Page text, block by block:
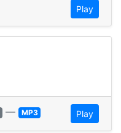
Play
— MP3 Play